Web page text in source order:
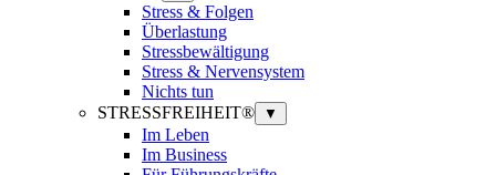
Stress & Folgen
Überlastung
Stressbewältigung
Stress & Nervensystem
Nichts tun
STRESSFREIHEIT®
▼
Im Leben
Im Business